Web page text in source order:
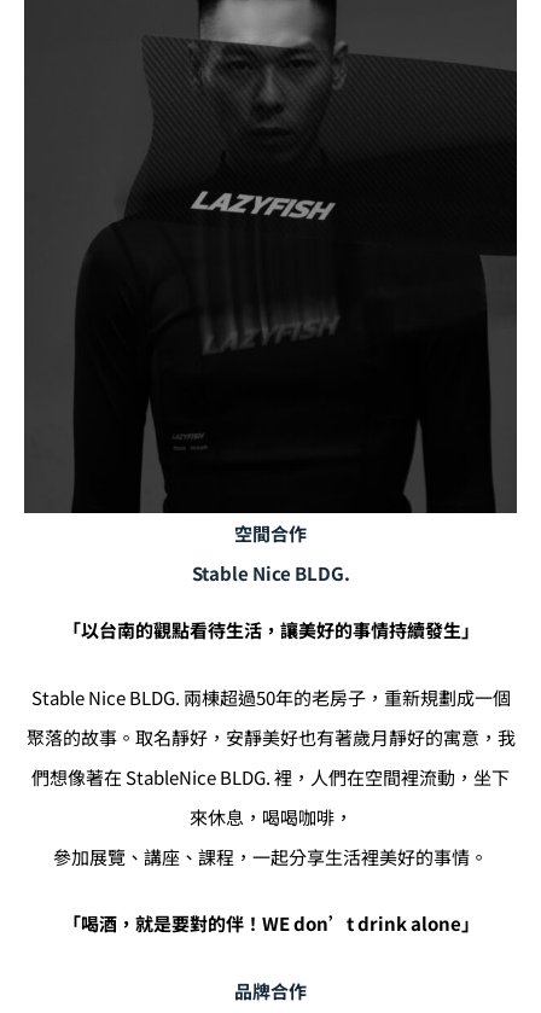
空間合作
Stable Nice BLDG.
「以台南的觀點看待生活，讓美好的事情持續發生」
Stable Nice BLDG. 兩棟超過50年的老房子，重新規劃成一個
聚落的故事。取名靜好，安靜美好也有著歲月靜好的寓意，我
們想像著在 StableNice BLDG. 裡，人們在空間裡流動，坐下
來休息，喝喝咖啡，
參加展覽、講座、課程，一起分享生活裡美好的事情。
「喝酒，就是要對的伴！WE don’t drink alone」
品牌合作